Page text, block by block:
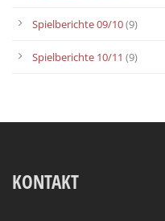
Spielberichte 09/10(9)
Spielberichte 10/11 (9)
KONTAKT